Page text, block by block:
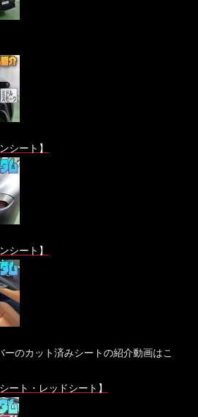
シート】
シート】
のカット済みシートの紹介動画はこ
ート・レッドシート】